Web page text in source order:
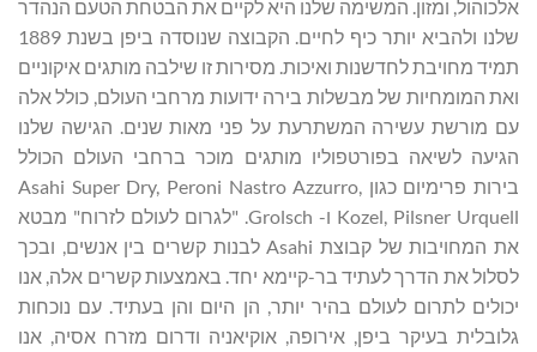
אלכוהול, ומזון. המשימה שלנו היא לקיים את הבטחת הטעם הנהדר
שלנו ולהביא יותר כיף לחיים. הקבוצה שנוסדה ביפן בשנת 1889
תמיד מחויבת לחדשנות ואיכות. מסירות זו שילבה מותגים איקוניים
ואת המומחיות של מבשלות בירה ידועות מרחבי העולם, כולל אלה
עם מורשת עשירה המשתרעת על פני מאות שנים. הגישה שלנו
הגיעה לשיאה בפורטפוליו מותגים מוכר ברחבי העולם הכולל
בירות פרימיום כגון Asahi Super Dry, Peroni Nastro Azzurro,
Kozel, Pilsner Urquell ו- Grolsch. "לגרום לעולם לזרוח" מבטא
את המחויבות של קבוצת Asahi לבנות קשרים בין אנשים, ובכך
לסלול את הדרך לעתיד בר-קיימא יחד. באמצעות קשרים אלה, אנו
יכולים לתרום לעולם בהיר יותר, הן היום והן בעתיד. עם נוכחות
גלובלית בעיקר ביפן, אירופה, אוקיאניה ודרום מזרח אסיה, אנו